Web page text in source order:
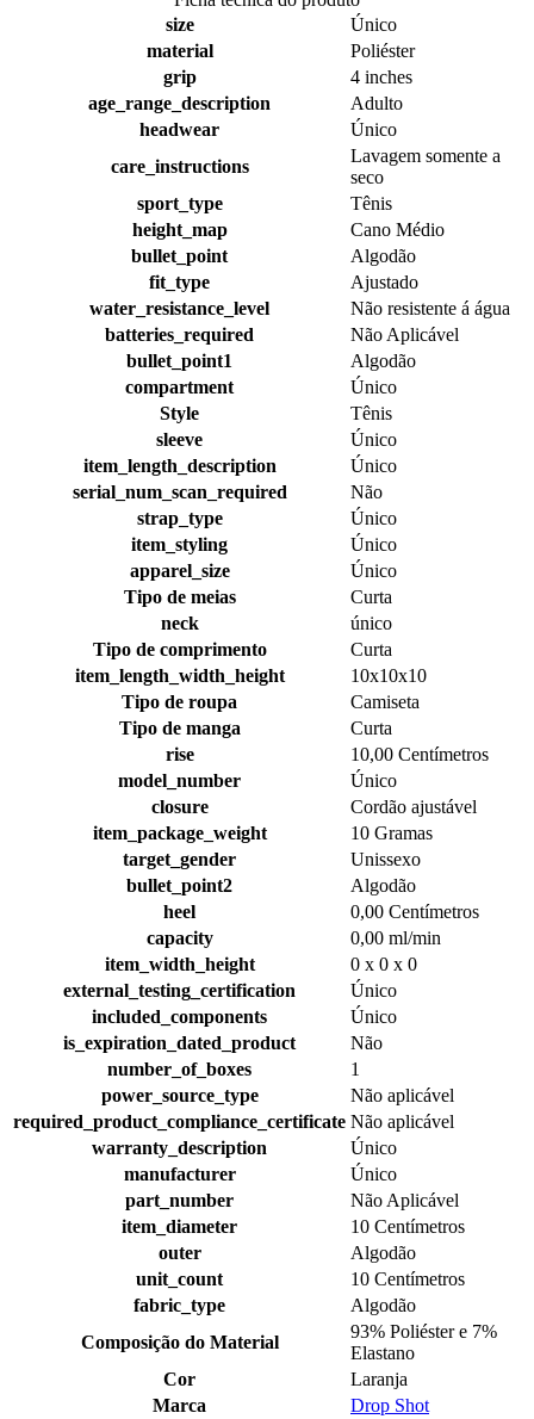
size
Único
material
Poliéster
grip
4 inches
age_range_description
Adulto
headwear
Único
care_instructions
Lavagem somente a
seco
sport_type
Tênis
height_map
Cano Médio
bullet_point
Algodão
fit_type
Ajustado
water_resistance_level
Não resistente á água
batteries_required
Não Aplicável
bullet_point1
Algodão
compartment
Único
Style
Tênis
sleeve
Único
item_length_description
Único
serial_num_scan_required
Não
strap_type
Único
item_styling
Único
apparel_size
Único
Tipo de meias
Curta
neck
único
Tipo de comprimento
Curta
item_length_width_height
10x10x10
Tipo de roupa
Camiseta
Tipo de manga
Curta
rise
10,00 Centímetros
model_number
Único
closure
Cordão ajustável
item_package_weight
10 Gramas
target_gender
Unissexo
bullet_point2
Algodão
heel
0,00 Centímetros
capacity
0,00 ml/min
item_width_height
0 x 0 x 0
external_testing_certification
Único
included_components
Único
is_expiration_dated_product
Não
number_of_boxes
1
power_source_type
Não aplicável
required_product_compliance_certificate Não aplicável
warranty_description
Único
manufacturer
Único
part_number
Não Aplicável
item_diameter
10 Centímetros
outer
Algodão
unit_count
10 Centímetros
fabric_type
Algodão
Composição do Material
93% Poliéster e 7%
Elastano
Cor
Laranja
Marca
Drop Shot